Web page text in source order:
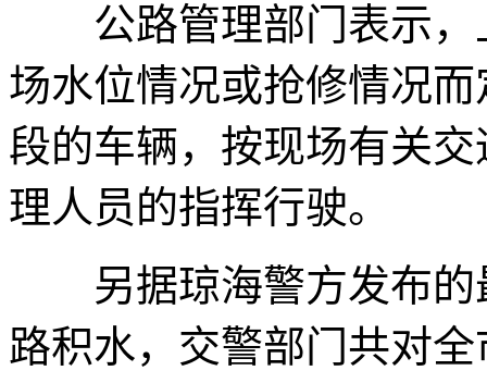
公路管理部门表示，
场水位情况或抢修情况
段的车辆，按现场有关
理人员的指挥行驶。
另据琼海警方发布的
路积水，交警部门共对